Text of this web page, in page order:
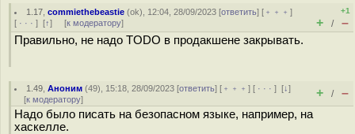
1.17 ,commiethebeastie (ok), 12:04, 28/09/2023 [ответить] [ ﹢﹢﹢]
[ · · · ] [↑] [к модератору]
+1
+ / –
Правильно, не надо TODO в продакшене закрывать.
1.49 ,Аноним (49), 15:18, 28/09/2023 [ответить] [ ﹢﹢﹢] [ · · ·][↓]
[к модератору] + / –
Надо было писать на безопасном языке, например, на
хаскелле.